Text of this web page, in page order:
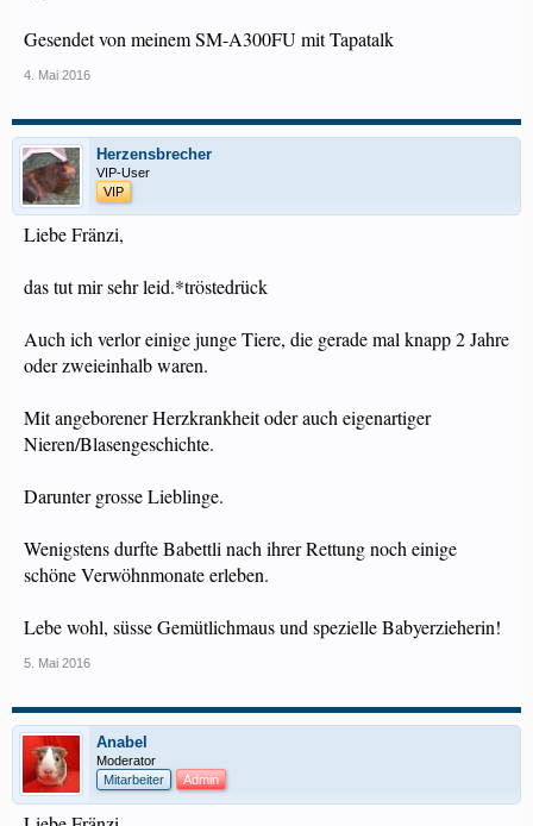
Gesendet von meinem SM-A300FU mit Tapatalk
4. Mai 2016
Herzensbrecher
VIP-User
VIP
Liebe Fränzi,
das tut mir sehr leid.*tröstedrück
Auch ich verlor einige junge Tiere, die gerade mal knapp 2 Jahre
oder zweieinhalb waren.
Mit angeborener Herzkrankheit oder auch eigenartiger
Nieren/Blasengeschichte.
Darunter grosse Lieblinge.
Wenigstens durfte Babettli nach ihrer Rettung noch einige
schöne Verwöhnmonate erleben.
Lebe wohl, süsse Gemütlichmaus und spezielle Babyerzieherin!
5. Mai 2016
Anabel
Moderator
Mitarbeiter
Admin